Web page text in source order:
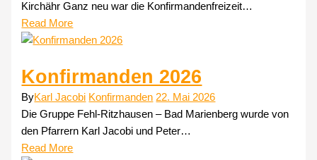
Kirchähr Ganz neu war die Konfirmandenfreizeit…
Read More
Konfirmanden 2026
ByKarl Jacobi Konfirmanden 22. Mai 2026
Die Gruppe Fehl-Ritzhausen – Bad Marienberg wurde von
den Pfarrern Karl Jacobi und Peter…
Read More